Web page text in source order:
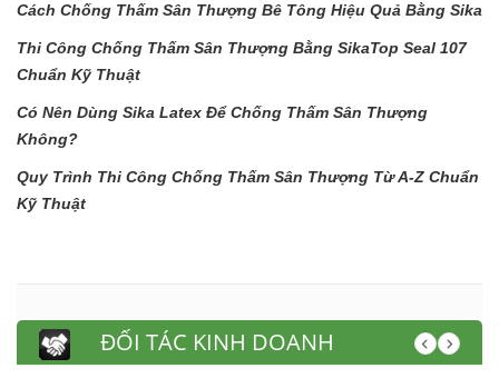
Cách Chống Thấm Sân Thượng Bê Tông Hiệu Quả Bằng Sika
Thi Công Chống Thấm Sân Thượng Bằng SikaTop Seal 107
Chuẩn Kỹ Thuật
Có Nên Dùng Sika Latex Để Chống Thấm Sân Thượng
Không?
Quy Trình Thi Công Chống Thấm Sân Thượng Từ A-Z Chuẩn
Kỹ Thuật
ĐỐI TÁC KINH DOANH